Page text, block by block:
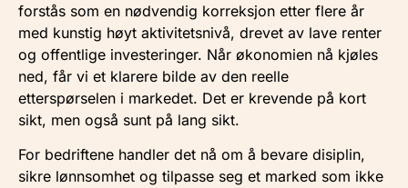
forstås som en nødvendig korreksjon etter flere år
med kunstig høyt aktivitetsnivå, drevet av lave renter
og offentlige investeringer. Når økonomien nå kjøles
ned, får vi et klarere bilde av den reelle
etterspørselen i markedet. Det er krevende på kort
sikt, men også sunt på lang sikt.
For bedriftene handler det nå om å bevare disiplin,
sikre lønnsomhet og tilpasse seg et marked som ikke